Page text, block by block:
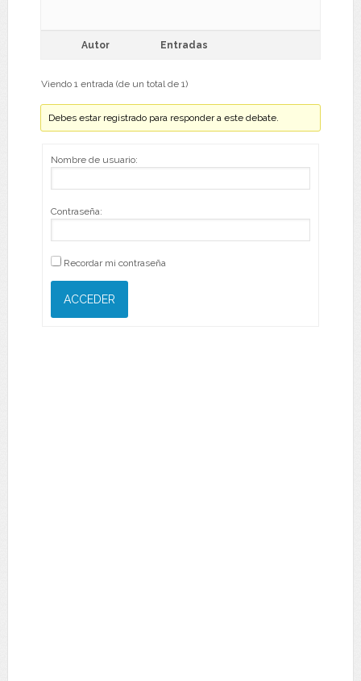
Autor Entradas
Viendo 1 entrada (de un total de 1)
Debes estar registrado para responder a este debate.
Nombre de usuario:
Contraseña:
Recordar mi contraseña
ACCEDER